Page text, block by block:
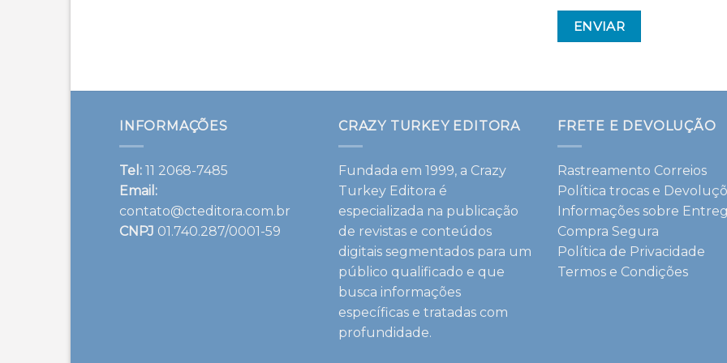
INFORMAÇÕES
Tel: 11 2068-7485
Email:
contato@cteditora.com.br
CNPJ 01.740.287/0001-59
CRAZY TURKEY EDITORA
Fundada em 1999, a Crazy
Turkey Editora é
especializada na publicação
de revistas e conteúdos
digitais segmentados para um
público qualificado e que
busca informações
específicas e tratadas com
profundidade.
FRETE E DEVOLUÇÃO
Rastreamento Correios
Política trocas e
Informações sobre
Compra Segura
Política de Privacidade
Termos e Condições